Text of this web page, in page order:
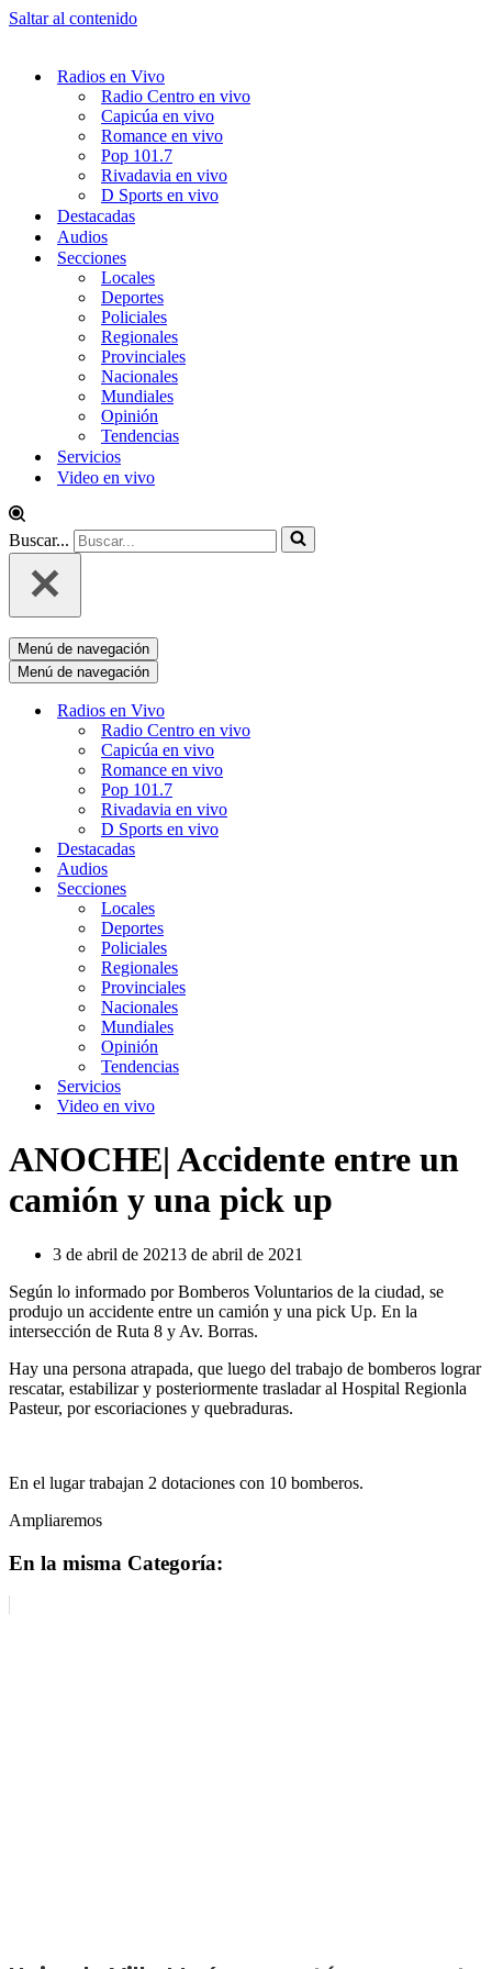
Saltar al contenido
Radios en Vivo
Radio Centro en vivo
Capicúa en vivo
Romance en vivo
Pop 101.7
Rivadavia en vivo
D Sports en vivo
Destacadas
Audios
Secciones
Locales
Deportes
Policiales
Regionales
Provinciales
Nacionales
Mundiales
Opinión
Tendencias
Servicios
Video en vivo
Buscar...
Menú de navegación
Menú de navegación
Radios en Vivo
Radio Centro en vivo
Capicúa en vivo
Romance en vivo
Pop 101.7
Rivadavia en vivo
D Sports en vivo
Destacadas
Audios
Secciones
Locales
Deportes
Policiales
Regionales
Provinciales
Nacionales
Mundiales
Opinión
Tendencias
Servicios
Video en vivo
ANOCHE| Accidente entre un
camión y una pick up
3 de abril de 20213 de abril de 2021
Según lo informado por Bomberos Voluntarios de la ciudad, se
produjo un accidente entre un camión y una pick Up. En la
intersección de Ruta 8 y Av. Borras.
Hay una persona atrapada, que luego del trabajo de bomberos lograr
rescatar, estabilizar y posteriormente trasladar al Hospital Regionla
Pasteur, por escoriaciones y quebraduras.
En el lugar trabajan 2 dotaciones con 10 bomberos.
Ampliaremos
En la misma Categoría: